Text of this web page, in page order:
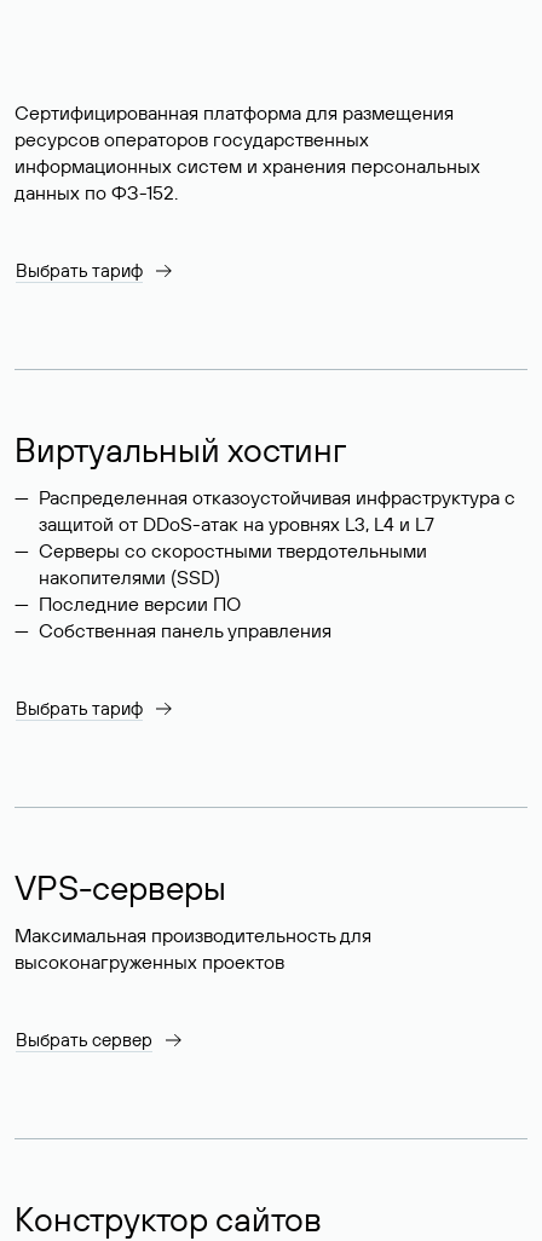
Сертифицированная платформа для размещения
ресурсов операторов государственных
информационных систем и хранения персональных
данных по ФЗ-152.
Выбрать тариф
Виртуальный хостинг
Распределенная отказоустойчивая инфраструктура с
защитой от DDoS-атак на уровнях L3, L4 и L7
Серверы со скоростными твердотельными
накопителями (SSD)
Последние версии ПО
Собственная панель управления
Выбрать тариф
VPS-серверы
Максимальная производительность для
высоконагруженных проектов
Выбрать сервер
Конструктор сайтов